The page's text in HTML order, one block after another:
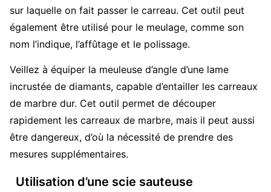
sur laquelle on fait passer le carreau. Cet outil peut
également être utilisé pour le meulage, comme son
nom l’indique, l’affûtage et le polissage.
Veillez à équiper la meuleuse d’angle d’une lame
incrustée de diamants, capable d’entailler les carreaux
de marbre dur. Cet outil permet de découper
rapidement les carreaux de marbre, mais il peut aussi
être dangereux, d’où la nécessité de prendre des
mesures supplémentaires.
Utilisation d’une scie sauteuse